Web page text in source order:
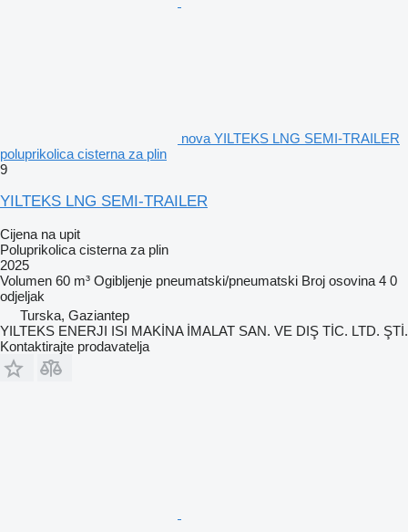
nova YILTEKS LNG SEMI-TRAILER
poluprikolica cisterna za plin
9
YILTEKS LNG SEMI-TRAILER
Cijena na upit
Poluprikolica cisterna za plin
2025
Volumen 60 m³ Ogibljenje pneumatski/pneumatski Broj osovina 4 0
odjeljak
Turska, Gaziantep
YILTEKS ENERJI ISI MAKİNA İMALAT SAN. VE DIŞ TİC. LTD. ŞTİ.
Kontaktirajte prodavatelja